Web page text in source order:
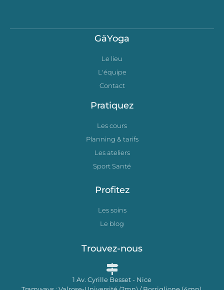
GäYoga
Le lieu
L'équipe
Contact
Pratiquez
Les cours
Planning & tarifs
Les ateliers
Sport Santé
Profitez
Les soins
Le blog
Trouvez-nous
1 Av. Cyrille Besset - Nice